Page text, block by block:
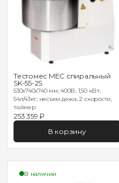
Тестомес MEC спиральный
SK-55-2S
530х740х740 мм; 400В; 1,50 кВт;
54л/43кг; несъем.дежа, 2 скорости,
таймер
253 359 ₽
В корзину
В наличии